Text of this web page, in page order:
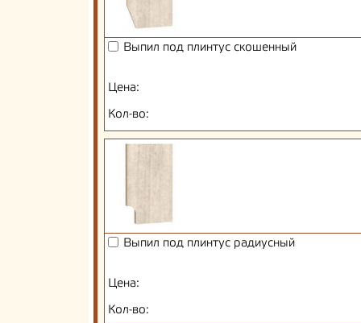
Выпил под плинтус скошенный
Цена:
Кол-во:
Выпил под плинтус радиусный
Цена:
Кол-во: